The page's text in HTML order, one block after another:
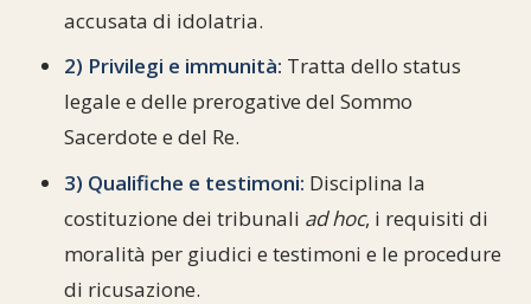
accusata di idolatria.
2) Privilegi e immunità: Tratta dello status
legale e delle prerogative del Sommo
Sacerdote e del Re.
3) Qualifiche e testimoni: Disciplina la
costituzione dei tribunali ad hoc, i requisiti di
moralità per giudici e testimoni e le procedure
di ricusazione.